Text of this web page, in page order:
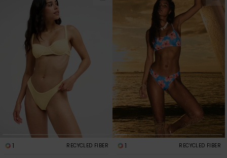
1 RECYCLED FIBER 1 RECYCLED FIBER